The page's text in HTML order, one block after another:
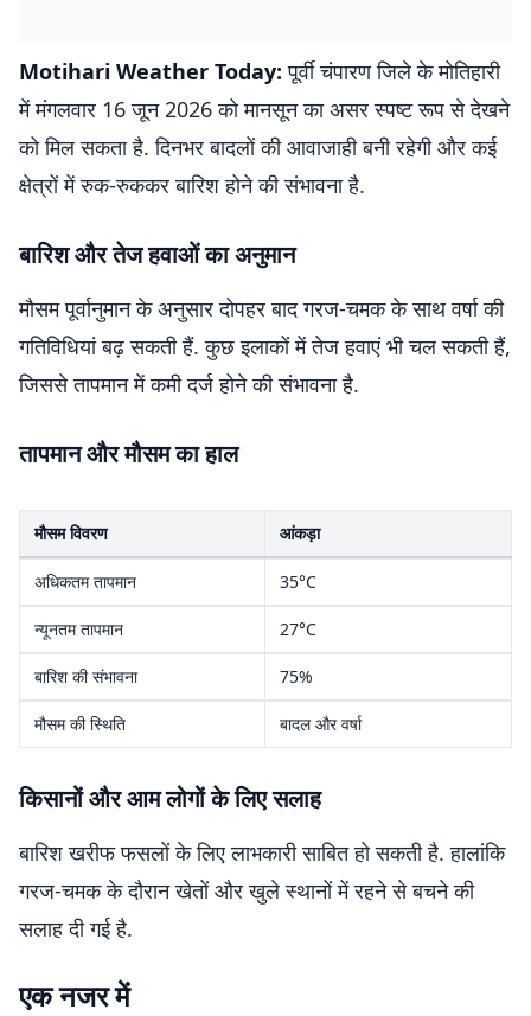
Motihari Weather Today: पूर्वी चंपारण जिले के मोतिहारी
में मंगलवार 16 जून 2026 को मानसून का असर स्पष्ट रूप से देखने
को मिल सकता है. दिनभर बादलों की आवाजाही बनी रहेगी और कई
क्षेत्रों में रुक-रुककर बारिश होने की संभावना है.
बारिश और तेज हवाओं का अनुमान
मौसम पूर्वानुमान के अनुसार दोपहर बाद गरज-चमक के साथ वर्षा की
गतिविधियां बढ़ सकती हैं. कुछ इलाकों में तेज हवाएं भी चल सकती हैं,
जिससे तापमान में कमी दर्ज होने की संभावना है.
तापमान और मौसम का हाल
मौसम विवरण आंकड़ा
अधिकतम तापमान 35°C
न्यूनतम तापमान 27°C
बारिश की संभावना 75%
मौसम की स्थिति बादल और वर्षा
किसानों और आम लोगों के लिए सलाह
बारिश खरीफ फसलों के लिए लाभकारी साबित हो सकती है. हालांकि
गरज-चमक के दौरान खेतों और खुले स्थानों में रहने से बचने की
सलाह दी गई है.
एक नजर में